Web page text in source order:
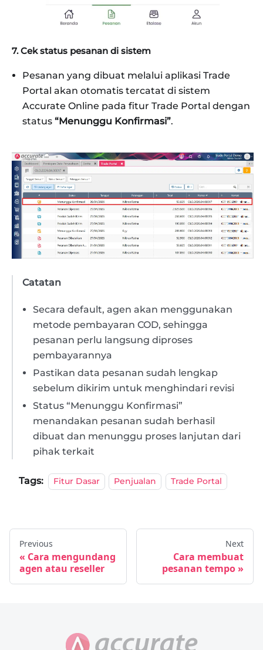
7. Cek status pesanan di sistem
Pesanan yang dibuat melalui aplikasi Trade
Portal akan otomatis tercatat di sistem
Accurate Online pada fitur Trade Portal dengan
status “Menunggu Konfirmasi”.
Catatan
Secara default, agen akan menggunakan
metode pembayaran COD, sehingga
pesanan perlu langsung diproses
pembayarannya
Pastikan data pesanan sudah lengkap
sebelum dikirim untuk menghindari revisi
Status “Menunggu Konfirmasi”
menandakan pesanan sudah berhasil
dibuat dan menunggu proses lanjutan dari
pihak terkait
Tags: Fitur Dasar Penjualan Trade Portal
Previous
Cara mengundang
agen atau reseller
Next
Cara membuat
pesanan tempo